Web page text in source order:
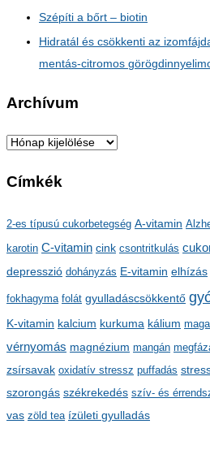
Szépíti a bőrt – biotin
Hidratál és csökkenti az
mentás-citromos
Archívum
A
c
í
v
u
m
Címkék
2-es típusú cukorbetegség A-vitamin
karotin C-vitamin cink csontritkulás
depresszió dohányzás E-vitamin elhízás
fokhagyma folát gyulladáscsökkentő
K-vitamin kalcium kurkuma kálium
vérnyomás magnézium mangán
zsírsavak oxidatív stressz puffadás
szorongás székrekedés szív- és
vas zöld tea ízületi gyulladás